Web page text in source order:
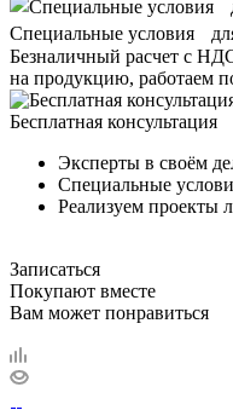
Специальные условия
Безналичный расчет с
на продукцию, работаем
Бесплатная консультация
Эксперты в своём
Специальные
Реализуем проекты
Записаться
Покупают вместе
Вам может понравиться